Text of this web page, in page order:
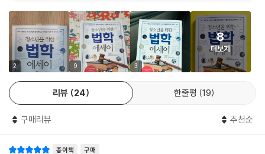
행복을 지켜나가는지 보여준다. 헌법 재판의 시작을 비롯 우리나라 헌법재
판소의 다섯 가지 기능을 살펴본다. 또한 우리나라 제헌헌법에 대한 오해
를 풀고, 그 개정 과정을 들여다본다. 3장 ‘법은 인권을 향해’에서는 국가,
사회로부터 인권을 지키기 위한 수많은 사람들의 노력과 법적 장치들을 살
펴본다. 여성의 참정권, 흑백 인종차별, 사형제도 등 이를 둘러싼 판결들을
통해 사회가 어디로 향해야 하는지를 보여준다. 4장 ‘법을 지킨 사람들, 정
의를 세운 사람들’에서는 민주사회, 시민사회를 유지하기 위해 헌신한 역
싸운 이탈리아 판사 지오반니 팔코네, 조선인을 위해 발 벗고 나선 일본인
2 9 3
8
더보기
리뷰 24 한줄평 19
구매리뷰 추천순
종이책 구매